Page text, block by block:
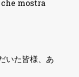
mostra
いた皆様、あ